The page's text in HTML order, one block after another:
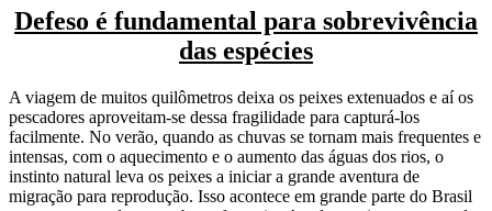
Defeso é fundamental para sobrevivência
das espécies
A viagem de muitos quilômetros deixa os peixes extenuados e aí os
pescadores aproveitam-se dessa fragilidade para capturá-los
facilmente. No verão, quando as chuvas se tornam mais frequentes e
intensas, com o aquecimento e o aumento das águas dos rios, o
instinto natural leva os peixes a iniciar a grande aventura de
migração para reprodução. Isso acontece em grande parte do Brasil